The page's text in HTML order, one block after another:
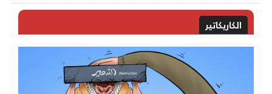
الكاريكاتير